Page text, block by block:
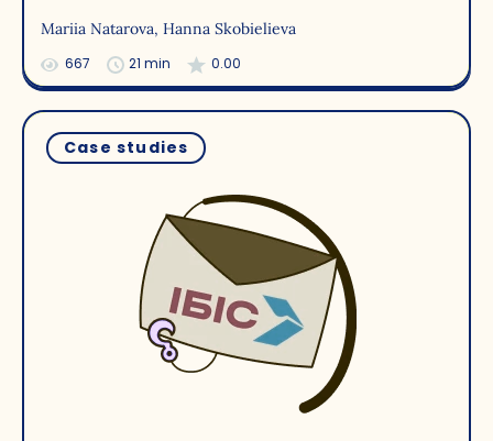
Mariia Natarova, Hanna Skobielieva
667 21 min 0.00
Case studies